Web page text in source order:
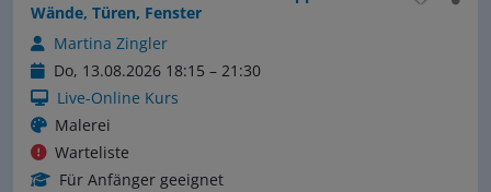
Wände, Türen, Fenster
Martina Zingler
Do, 13.08.2026 18:15 – 21:30
Live-Online Kurs
Malerei
Warteliste
Für Anfänger geeignet